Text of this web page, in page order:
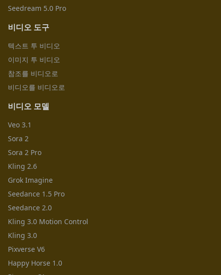
Seedream 5.0 Pro
비디오 도구
텍스트 투 비디오
이미지 투 비디오
참조를 비디오로
비디오를 비디오로
비디오 모델
Veo 3.1
Sora 2
Sora 2 Pro
Kling 2.6
Grok Imagine
Seedance 1.5 Pro
Seedance 2.0
Kling 3.0 Motion Control
Kling 3.0
Pixverse V6
Happy Horse 1.0